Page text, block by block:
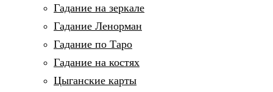
Гадание на зеркале
Гадание Ленорман
Гадание по Таро
Гадание на костях
Цыганские карты